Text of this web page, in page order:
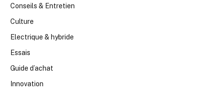
Conseils & Entretien
Culture
Electrique & hybride
Essais
Guide d’achat
Innovation